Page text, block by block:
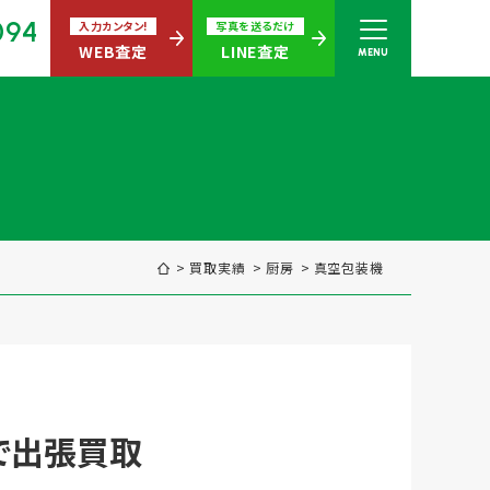
入力カンタン!
WEB査定
写真を送るだけ
LINE査定 MENU
買取実績 厨房 真空包装機
出張買取